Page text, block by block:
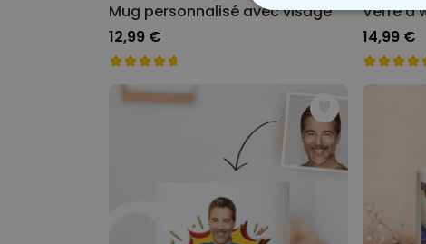
Mug personnalisé avec visage
12,99 €
14,99 €
STRICTEMENT